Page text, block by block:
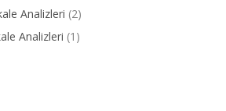
Analizleri (2)
Analizleri (1)